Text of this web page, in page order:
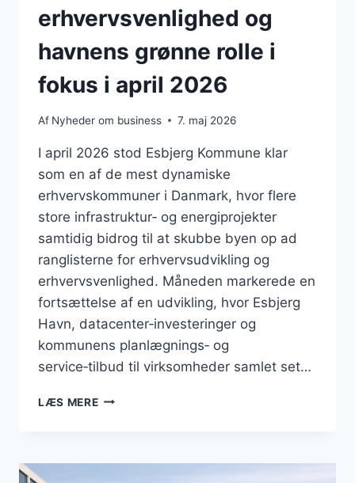
erhvervsvenlighed og
havnens grønne rolle i
fokus i april 2026
Af Nyheder om business 7. maj 2026
I april 2026 stod Esbjerg Kommune klar
som en af de mest dynamiske
erhvervskommuner i Danmark, hvor flere
store infrastruktur‑ og energiprojekter
samtidig bidrog til at skubbe byen op ad
ranglisterne for erhvervsudvikling og
erhvervsvenlighed. Måneden markerede en
fortsættelse af en udvikling, hvor Esbjerg
Havn, datacenter‑investeringer og
kommunens planlægnings‑ og
service‑tilbud til virksomheder samlet set…
LÆS MEREBUSINESS
ERHVERVSVENLIGHED